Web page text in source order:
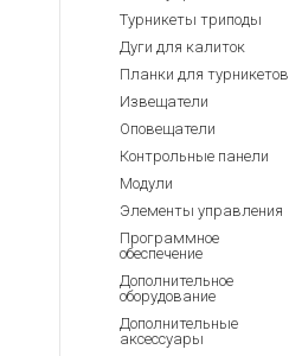
Турникеты триподы
Дуги для калиток
Планки для турникетов
Извещатели
Оповещатели
Контрольные панели
Модули
Элементы управления
Программное
обеспечение
Дополнительное
оборудование
Дополнительные
аксессуары